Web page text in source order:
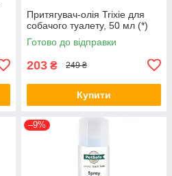
Притягувач-олія Trixie для
собачого туалету, 50 мл (*)
Готово до відправки
203 ₴ 249 ₴
Купити
–9%